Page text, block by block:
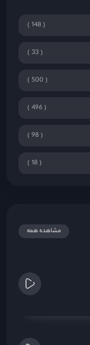
148
33
500
496
98
18
مشاهده همه